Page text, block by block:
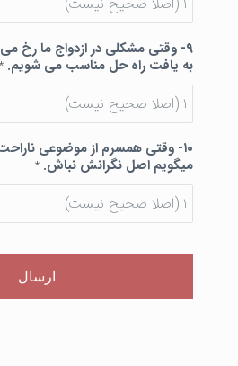
۹- وقتی مشکلی در ازدواج ما رخ
به یافت راه حل مناسب می شویم. *
۱۰- وقتی همسرم از موضوعی
میگویم اصل نگرانش نباش. *